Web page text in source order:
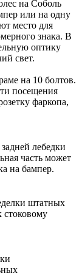
на Соболь
или на одну
место для
знака. В
оптику
свет.
на 10 болтов.
посещения
фаркопа,
лебедки
часть может
на бампер.
штатных
стоковому